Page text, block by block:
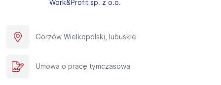
Work&Profit sp. z o.o.
Gorzów Wielkopolski, lubuskie
Umowa o pracę tymczasową